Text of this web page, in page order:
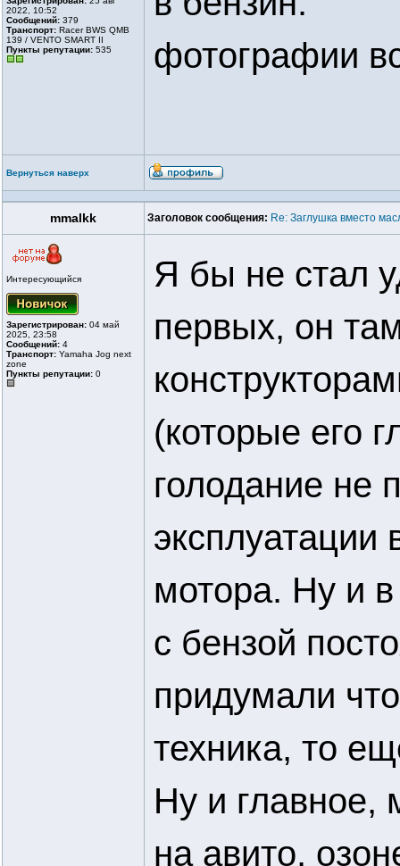
2022, 10:52
Сообщений: 379
Транспорт: Racer BWS QMB
139 / VENTO SMART II
Пункты репутации: 535
фотографии
Вернуться наверх
mmalkk Заголовок сообщения: Re: Заглушка вместо
Интересующийся
Зарегистрирован: 04 май
2025, 23:58
Сообщений: 4
Транспорт: Yamaha Jog next
zone
Пункты репутации: 0
Я бы не стал
первых, он
(которые его
голодание не
эксплуатации
мотора. Ну и
с бензой
придумали
техника, то
Ну и главное,
на авито,